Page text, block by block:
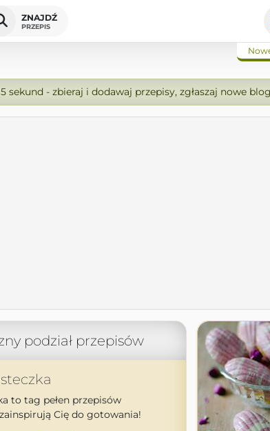
ZNAJDŹ
PRZEPIS
sekund - zbieraj i dodawaj przepisy, zgłaszaj nowe
podział przepisów
to tag pełen przepisów
Cię do gotowania!